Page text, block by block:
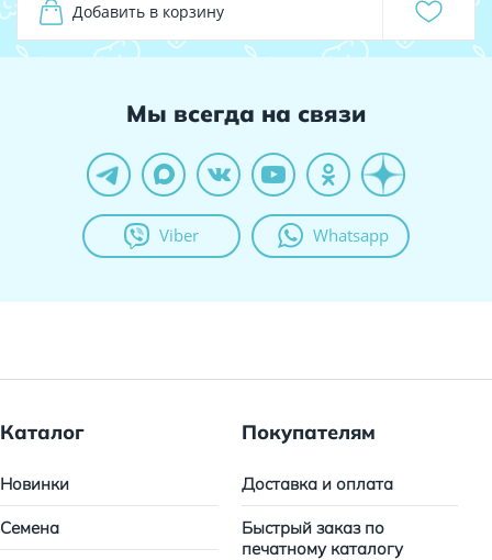
Добавить в корзину
Мы всегда на связи
Viber Whatsapp
Каталог
Новинки
Семена
Покупателям
Доставка и оплата
Быстрый заказ по
печатному каталогу